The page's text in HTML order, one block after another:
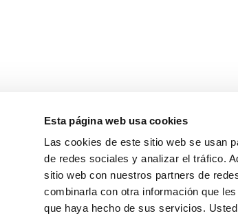
Esta página web usa cookies
Las cookies de este sitio web se usan
de redes sociales y analizar el tráfico.
sitio web con nuestros partners de
combinarla con otra información que
que haya hecho de sus servicios.